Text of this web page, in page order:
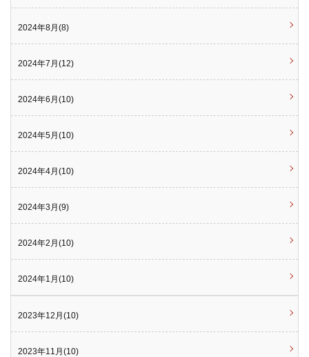
2024年8月(8)
2024年7月(12)
2024年6月(10)
2024年5月(10)
2024年4月(10)
2024年3月(9)
2024年2月(10)
2024年1月(10)
2023年12月(10)
2023年11月(10)